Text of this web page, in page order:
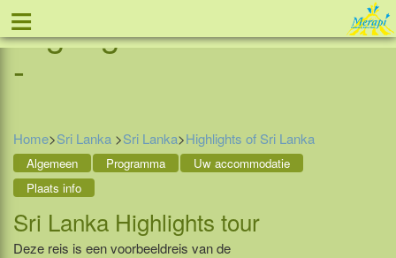
≡ Tel: 088 - 81 11 999
Highlights of Sri Lanka
-
Home>Sri Lanka >Sri Lanka>Highlights of Sri Lanka
Algemeen Programma
Uw accommodatie
Plaats info
Sri Lanka Highlights tour
Deze reis is een voorbeeldreis van de